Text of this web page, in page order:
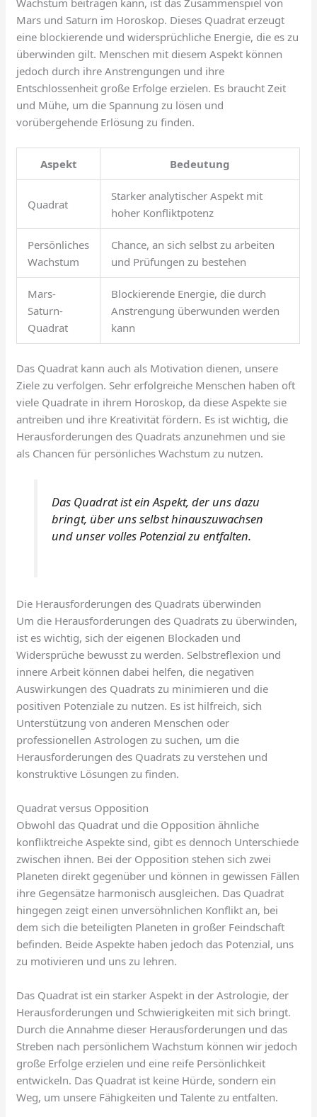
Mars und Saturn im Horoskop. Dieses Quadrat erzeugt
eine blockierende und widersprüchliche Energie, die es zu
überwinden gilt. Menschen mit diesem Aspekt können
jedoch durch ihre Anstrengungen und ihre
Entschlossenheit große Erfolge erzielen. Es braucht Zeit
und Mühe, um die Spannung zu lösen und
vorübergehende Erlösung zu finden.
Aspekt Bedeutung
Quadrat
Starker analytischer Aspekt mit
hoher Konfliktpotenz
Persönliches
Wachstum
Chance, an sich selbst zu arbeiten
und Prüfungen zu bestehen
Mars-
Saturn-
Quadrat
Blockierende Energie, die durch
Anstrengung überwunden werden
kann
Das Quadrat kann auch als Motivation dienen, unsere
Ziele zu verfolgen. Sehr erfolgreiche Menschen haben oft
viele Quadrate in ihrem Horoskop, da diese Aspekte sie
antreiben und ihre Kreativität fördern. Es ist wichtig, die
Herausforderungen des Quadrats anzunehmen und sie
als Chancen für persönliches Wachstum zu nutzen.
Das Quadrat ist ein Aspekt, der uns dazu
bringt, über uns selbst hinauszuwachsen
und unser volles Potenzial zu entfalten.
Die Herausforderungen des Quadrats überwinden
Um die Herausforderungen des Quadrats zu überwinden,
ist es wichtig, sich der eigenen Blockaden und
Widersprüche bewusst zu werden. Selbstreflexion und
innere Arbeit können dabei helfen, die negativen
Auswirkungen des Quadrats zu minimieren und die
positiven Potenziale zu nutzen. Es ist hilfreich, sich
Unterstützung von anderen Menschen oder
professionellen Astrologen zu suchen, um die
Herausforderungen des Quadrats zu verstehen und
konstruktive Lösungen zu finden.
Quadrat versus Opposition
Obwohl das Quadrat und die Opposition ähnliche
konfliktreiche Aspekte sind, gibt es dennoch Unterschiede
zwischen ihnen. Bei der Opposition stehen sich zwei
Planeten direkt gegenüber und können in gewissen Fällen
ihre Gegensätze harmonisch ausgleichen. Das Quadrat
hingegen zeigt einen unversöhnlichen Konflikt an, bei
dem sich die beteiligten Planeten in großer Feindschaft
befinden. Beide Aspekte haben jedoch das Potenzial, uns
zu motivieren und uns zu lehren.
Das Quadrat ist ein starker Aspekt in der Astrologie, der
Herausforderungen und Schwierigkeiten mit sich bringt.
Durch die Annahme dieser Herausforderungen und das
Streben nach persönlichem Wachstum können wir jedoch
große Erfolge erzielen und eine reife Persönlichkeit
entwickeln. Das Quadrat ist keine Hürde, sondern ein
Weg, um unsere Fähigkeiten und Talente zu entfalten.